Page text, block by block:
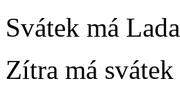
Svátek má Lada
Zítra má svátek